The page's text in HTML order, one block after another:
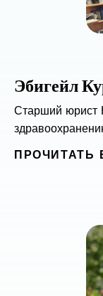
Эбигейл
Старший юрист